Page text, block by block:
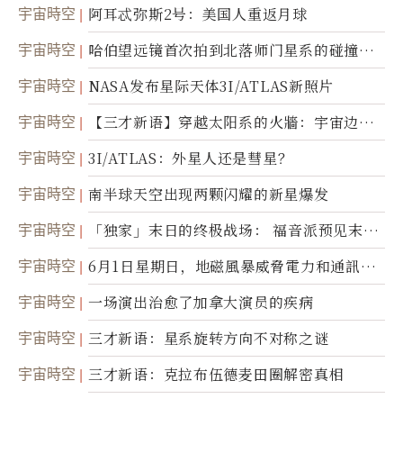
宇宙時空 阿耳忒弥斯2号：美国人重返月球
宇宙時空
哈伯望远镜首次拍到北落师门星系的碰撞与
爆炸
宇宙時空 NASA发布星际天体3I/ATLAS新照片
宇宙時空
【三才新语】穿越太阳系的火牆：宇宙边界
新启示
宇宙時空 3I/ATLAS：外星人还是彗星？
宇宙時空 南半球天空出现两颗闪耀的新星爆发
宇宙時空
「独家」末日的终极战场： 福音派预见末
世；希腊僧侣预言以色列的进攻
宇宙時空
6月1日星期日，地磁風暴威脅電力和通訊基
礎設施
宇宙時空 一场演出治愈了加拿大演员的疾病
宇宙時空 三才新语：星系旋转方向不对称之谜
宇宙時空 三才新语：克拉布伍德麦田圈解密真相